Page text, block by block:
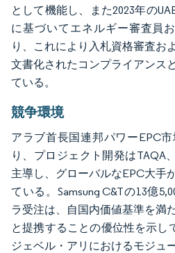
として機能し、また2023年の
に基づいてエネルギー審査員
り、これにより入札資格審査お
文書化されたコンプライアンス
ている。
競争環境
アラブ首長国連邦パワーEPC
り、プロジェクト開発はTAQA
主導し、グローバルなEPC大手
ている。Samsung C&Tの13億
ラ受注は、自国内価値基準を満
と提携することの優位性を示し
ジェベル・アリにおけるモジュ